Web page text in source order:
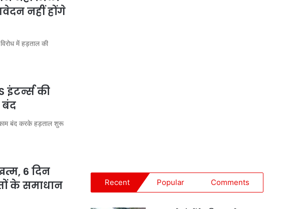
नहीं होंगे
में हड़ताल की
इंटर्न्स की
बंद
बंद करके हड़ताल शुरू
6 दिन
के समाधान
Recent Popular Comments